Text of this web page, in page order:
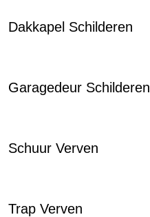
Dakkapel Schilderen
Garagedeur Schilderen
Schuur Verven
Trap Verven